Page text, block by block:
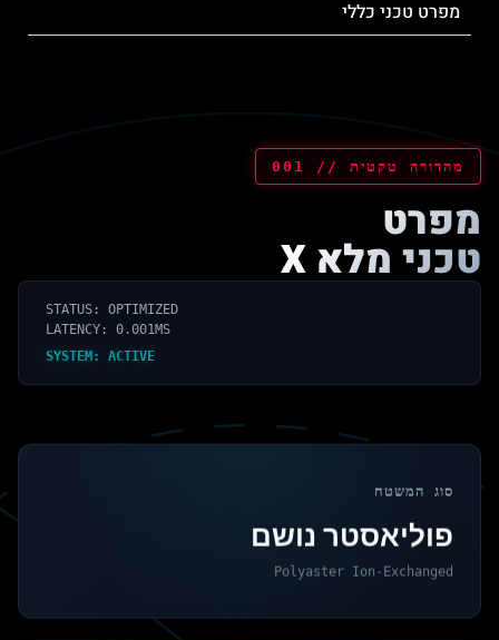
מפרט טכני כללי
מהדורה טקטית // 001
מפרט
טכני מלא X
STATUS: OPTIMIZED
LATENCY: 0.001MS
SYSTEM: ACTIVE
סוג המשטח
פוליאסטר נושם
Polyaster Ion-Exchanged